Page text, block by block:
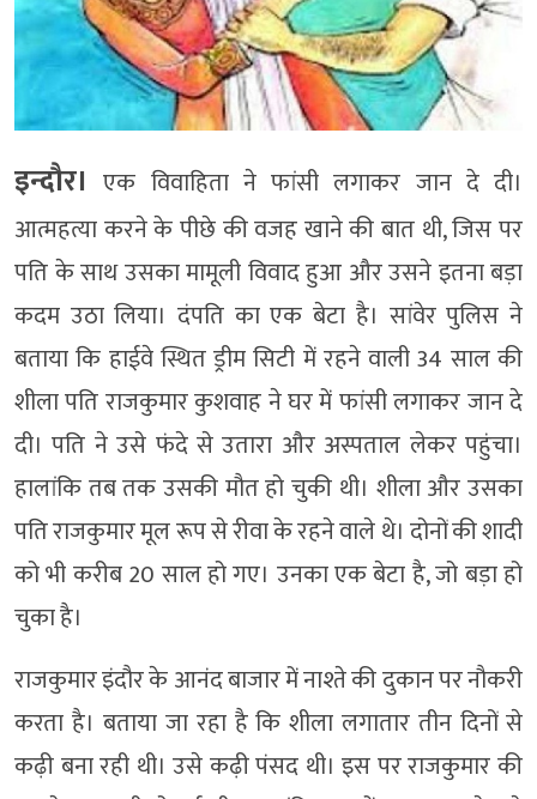
इन्दौर। एक विवाहिता ने फांसी लगाकर जान दे दी।
आत्महत्या करने के पीछे की वजह खाने की बात थी, जिस पर
पति के साथ उसका मामूली विवाद हुआ और उसने इतना बड़ा
कदम उठा लिया। दंपति का एक बेटा है। सांवेर पुलिस ने
बताया कि हाईवे स्थित ड्रीम सिटी में रहने वाली 34 साल की
शीला पति राजकुमार कुशवाह ने घर में फांसी लगाकर जान दे
दी। पति ने उसे फंदे से उतारा और अस्पताल लेकर पहुंचा।
हालांकि तब तक उसकी मौत हो चुकी थी। शीला और उसका
पति राजकुमार मूल रूप से रीवा के रहने वाले थे। दोनों की शादी
को भी करीब 20 साल हो गए। उनका एक बेटा है, जो बड़ा हो
चुका है।
राजकुमार इंदौर के आनंद बाजार में नाश्ते की दुकान पर नौकरी
करता है। बताया जा रहा है कि शीला लगातार तीन दिनों से
कढ़ी बना रही थी। उसे कढ़ी पंसद थी। इस पर राजकुमार की